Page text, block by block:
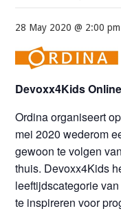
28 May 2020 @ 2:00 pm
Devoxx4Kids
Ordina organiseert
mei 2020 wederom
gewoon te volgen
thuis. Devoxx4Kids
leeftijdscategorie
te inspireren voor